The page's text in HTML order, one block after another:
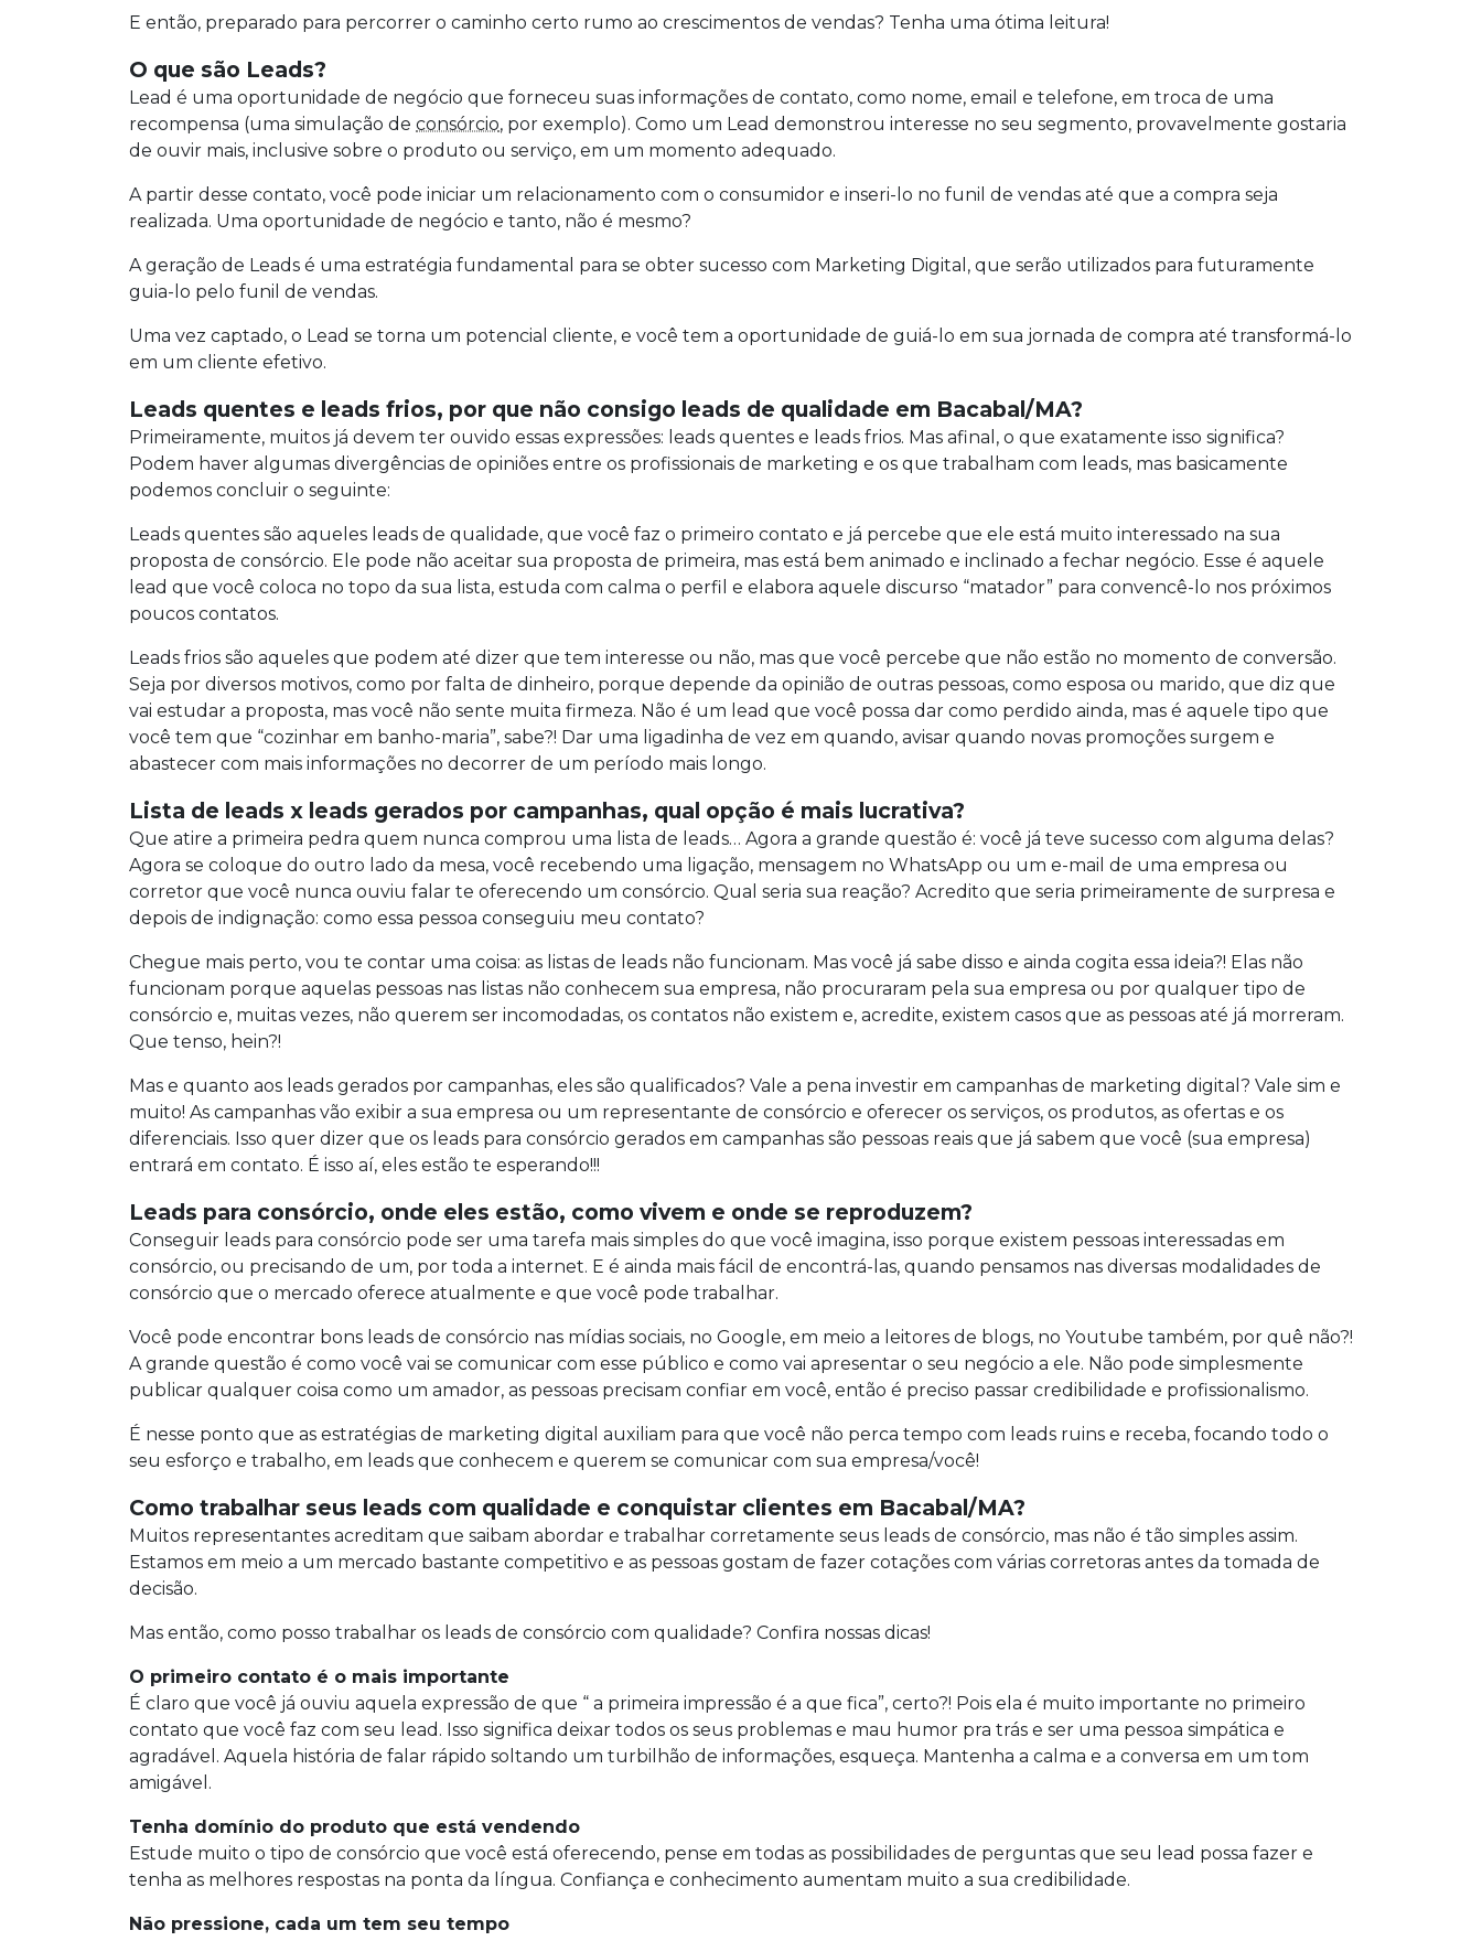
E então, preparado para percorrer o caminho certo rumo ao crescimentos de vendas? Tenha uma ótima leitura!
O que são Leads?
Lead é uma oportunidade de negócio que forneceu suas informações de contato, como nome, email e telefone, em troca de uma
recompensa (uma simulação de consórcio, por exemplo). Como um Lead demonstrou interesse no seu segmento, provavelmente gostaria
de ouvir mais, inclusive sobre o produto ou serviço, em um momento adequado.
A partir desse contato, você pode iniciar um relacionamento com o consumidor e inseri-lo no funil de vendas até que a compra seja
realizada. Uma oportunidade de negócio e tanto, não é mesmo?
A geração de Leads é uma estratégia fundamental para se obter sucesso com Marketing Digital, que serão utilizados para futuramente
guia-lo pelo funil de vendas.
Uma vez captado, o Lead se torna um potencial cliente, e você tem a oportunidade de guiá-lo em sua jornada de compra até transformá-lo
em um cliente efetivo.
Leads quentes e leads frios, por que não consigo leads de qualidade em Bacabal/MA?
Primeiramente, muitos já devem ter ouvido essas expressões: leads quentes e leads frios. Mas afinal, o que exatamente isso significa?
Podem haver algumas divergências de opiniões entre os profissionais de marketing e os que trabalham com leads, mas basicamente
podemos concluir o seguinte:
Leads quentes são aqueles leads de qualidade, que você faz o primeiro contato e já percebe que ele está muito interessado na sua
proposta de consórcio. Ele pode não aceitar sua proposta de primeira, mas está bem animado e inclinado a fechar negócio. Esse é aquele
lead que você coloca no topo da sua lista, estuda com calma o perfil e elabora aquele discurso “matador” para convencê-lo nos próximos
poucos contatos.
Leads frios são aqueles que podem até dizer que tem interesse ou não, mas que você percebe que não estão no momento de conversão.
Seja por diversos motivos, como por falta de dinheiro, porque depende da opinião de outras pessoas, como esposa ou marido, que diz que
vai estudar a proposta, mas você não sente muita firmeza. Não é um lead que você possa dar como perdido ainda, mas é aquele tipo que
você tem que “cozinhar em banho-maria”, sabe?! Dar uma ligadinha de vez em quando, avisar quando novas promoções surgem e
abastecer com mais informações no decorrer de um período mais longo.
Lista de leads x leads gerados por campanhas, qual opção é mais lucrativa?
Que atire a primeira pedra quem nunca comprou uma lista de leads… Agora a grande questão é: você já teve sucesso com alguma delas?
Agora se coloque do outro lado da mesa, você recebendo uma ligação, mensagem no WhatsApp ou um e-mail de uma empresa ou
corretor que você nunca ouviu falar te oferecendo um consórcio. Qual seria sua reação? Acredito que seria primeiramente de surpresa e
depois de indignação: como essa pessoa conseguiu meu contato?
Chegue mais perto, vou te contar uma coisa: as listas de leads não funcionam. Mas você já sabe disso e ainda cogita essa ideia?! Elas não
funcionam porque aquelas pessoas nas listas não conhecem sua empresa, não procuraram pela sua empresa ou por qualquer tipo de
consórcio e, muitas vezes, não querem ser incomodadas, os contatos não existem e, acredite, existem casos que as pessoas até já morreram.
Que tenso, hein?!
Mas e quanto aos leads gerados por campanhas, eles são qualificados? Vale a pena investir em campanhas de marketing digital? Vale sim e
muito! As campanhas vão exibir a sua empresa ou um representante de consórcio e oferecer os serviços, os produtos, as ofertas e os
diferenciais. Isso quer dizer que os leads para consórcio gerados em campanhas são pessoas reais que já sabem que você (sua empresa)
entrará em contato. É isso aí, eles estão te esperando!!!
Leads para consórcio, onde eles estão, como vivem e onde se reproduzem?
Conseguir leads para consórcio pode ser uma tarefa mais simples do que você imagina, isso porque existem pessoas interessadas em
consórcio, ou precisando de um, por toda a internet. E é ainda mais fácil de encontrá-las, quando pensamos nas diversas modalidades de
consórcio que o mercado oferece atualmente e que você pode trabalhar.
Você pode encontrar bons leads de consórcio nas mídias sociais, no Google, em meio a leitores de blogs, no Youtube também, por quê não?!
A grande questão é como você vai se comunicar com esse público e como vai apresentar o seu negócio a ele. Não pode simplesmente
publicar qualquer coisa como um amador, as pessoas precisam confiar em você, então é preciso passar credibilidade e profissionalismo.
É nesse ponto que as estratégias de marketing digital auxiliam para que você não perca tempo com leads ruins e receba, focando todo o
seu esforço e trabalho, em leads que conhecem e querem se comunicar com sua empresa/você!
Como trabalhar seus leads com qualidade e conquistar clientes em Bacabal/MA?
Muitos representantes acreditam que saibam abordar e trabalhar corretamente seus leads de consórcio, mas não é tão simples assim.
Estamos em meio a um mercado bastante competitivo e as pessoas gostam de fazer cotações com várias corretoras antes da tomada de
decisão.
Mas então, como posso trabalhar os leads de consórcio com qualidade? Confira nossas dicas!
O primeiro contato é o mais importante
É claro que você já ouviu aquela expressão de que “ a primeira impressão é a que fica”, certo?! Pois ela é muito importante no primeiro
contato que você faz com seu lead. Isso significa deixar todos os seus problemas e mau humor pra trás e ser uma pessoa simpática e
agradável. Aquela história de falar rápido soltando um turbilhão de informações, esqueça. Mantenha a calma e a conversa em um tom
amigável.
Tenha domínio do produto que está vendendo
Estude muito o tipo de consórcio que você está oferecendo, pense em todas as possibilidades de perguntas que seu lead possa fazer e
tenha as melhores respostas na ponta da língua. Confiança e conhecimento aumentam muito a sua credibilidade.
Não pressione, cada um tem seu tempo